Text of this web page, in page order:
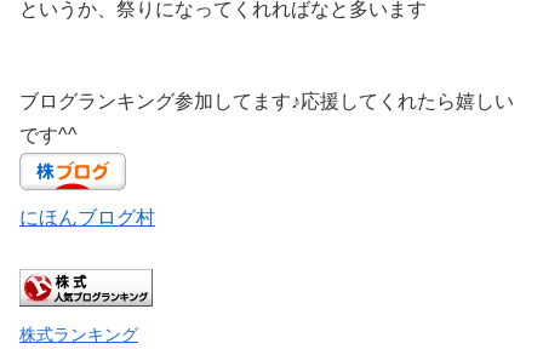
というか、祭りになってくれればなと多います
ブログランキング参加してます♪応援してくれたら嬉しい
です^^
にほんブログ村
株式ランキング